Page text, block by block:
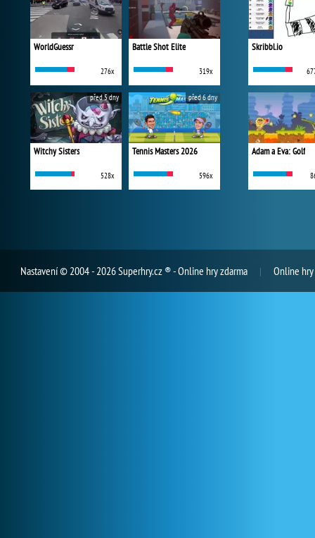
WorldGuessr
276x
Battle Shot Elite
319x
Witchy Sisters
528x
před 5 dny
Tennis Masters 2026
596x
před 6 dny
Skribbl.io
Adam a Eva: Golf
Nastavení© 2004 - 2026 Superhry.cz ® - Online hry zdarma Online hry